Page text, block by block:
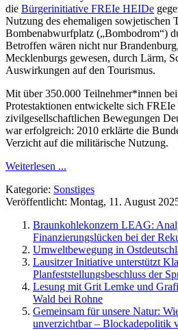
die Bürgerinitiative FREIe HEIDe
Nutzung des ehemaligen sowjetischen
Bombenabwurfplatz („Bombodrom“)
Betroffen wären nicht nur
Mecklenburgs gewesen, durch Lärm,
Auswirkungen auf den Tourismus.
Mit über 350.000 Teilnehmer*innen
Protestaktionen entwickelte sich
zivilgesellschaftlichen Bewegungen
war erfolgreich: 2010 erklärte die
Verzicht auf die militärische Nutzung.
Weiterlesen ...
Kategorie: Sonstiges
Veröffentlicht: Montag, 11. August
Braunkohlekonzern LEAG:
Finanzierungslücken bei der
Umweltbewegung in
Lausitzer Initiative unterstützt
Planfeststellungsbeschluss der
Lesung mit Grit Lemke und
Wald bei Rohne
Gemeinsam für unsere Natur:
unverzichtbar – Blockadepolitik